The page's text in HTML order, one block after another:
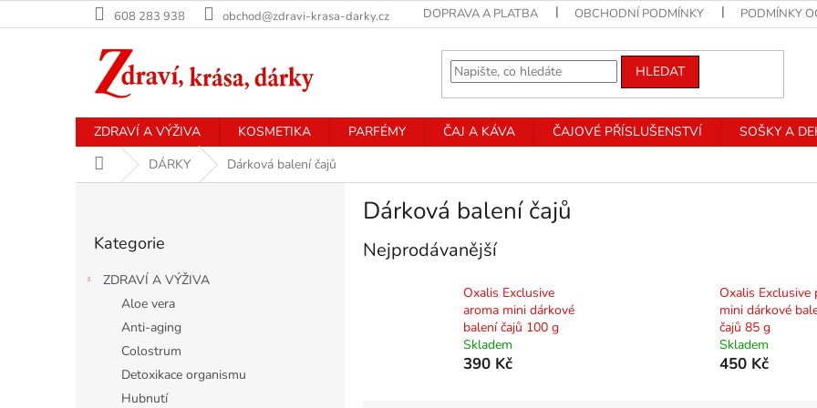
na
608 283 938 obchod@zdravi-krasa-darky.cz DOPRAVA A PLATBA OBCHODNÍ PODMÍNKY PODMÍNKY
HLEDAT
ZDRAVÍ A VÝŽIVA KOSMETIKA PARFÉMY ČAJ A KÁVA ČAJOVÉ PŘÍSLUŠENSTVÍ SOŠKY A
Domů DÁRKY Dárková balení čajů
kategorie
Kategorie
ZDRAVÍ A VÝŽIVA
Aloe vera
Anti-aging
Colostrum
Detoxikace organismu
Hubnutí
Dárková balení čajů
Nejprodávanější
Oxalis Exclusive
aroma mini dárkové
balení čajů 100 g
Skladem
390 Kč
Oxalis Exclusive
mini dárkové
čajů 85 g
Skladem
450 Kč